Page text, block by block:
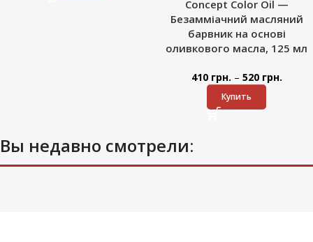
Concept Color Oil —
Безамміачний масляний
барвник на основі
оливкового масла, 125 мл
410 грн. – 520 грн.
Купить
Вы недавно смотрели: